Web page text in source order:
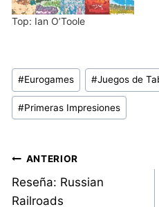
Top: Ian O’Toole
Etiquetas
de
la
#Eurogames #Juegos de
#Primeras Impresiones
Navegación
de
ANTERIOR
Reseña: Russian
Railroads